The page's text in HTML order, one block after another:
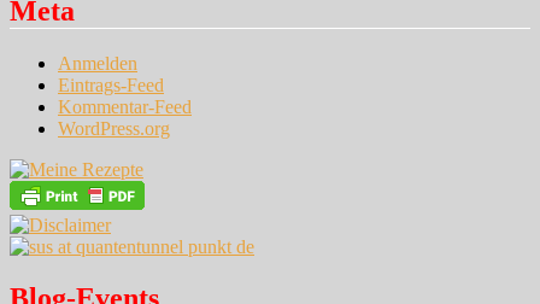
Meta
Anmelden
Eintrags-Feed
Kommentar-Feed
WordPress.org
Blog-Events